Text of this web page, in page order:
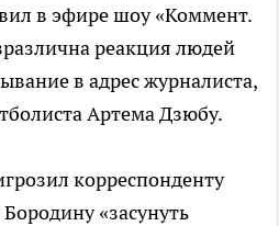
в эфире шоу «Коммент.
реакция людей
в адрес журналиста,
Артема Дзюбу.
корреспонденту
«засунуть